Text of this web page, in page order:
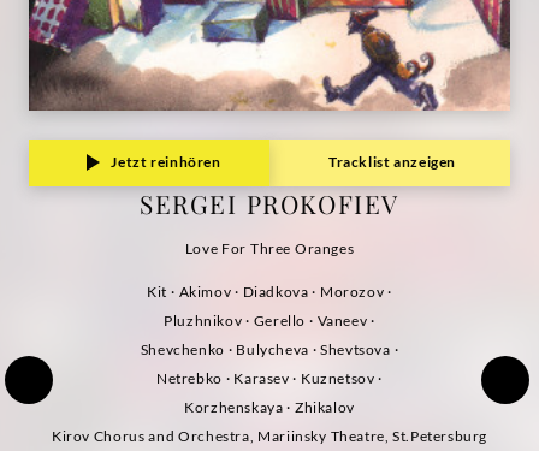
Jetzt reinhören Tracklist anzeigen
SERGEI PROKOFIEV
Love For Three Oranges
Kit · Akimov · Diadkova · Morozov ·
Pluzhnikov · Gerello · Vaneev ·
Shevchenko · Bulycheva · Shevtsova ·
Netrebko · Karasev · Kuznetsov ·
Korzhenskaya · Zhikalov
Kirov Chorus and Orchestra, Mariinsky Theatre, St.Petersburg